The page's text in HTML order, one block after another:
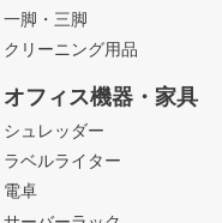
一脚・三脚
クリーニング用品
オフィス機器・家具
シュレッダー
ラベルライター
電卓